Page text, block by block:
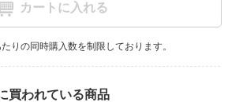
カートに入れる
りの同時購入数を制限しております。
買われている商品